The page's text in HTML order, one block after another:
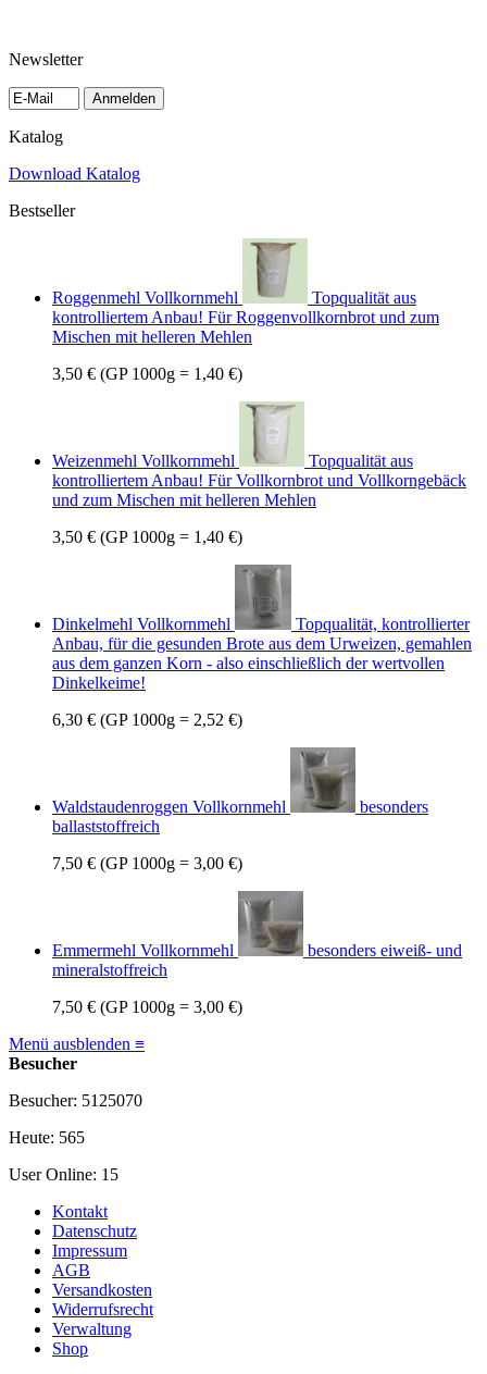
Newsletter
Anmelden
Katalog
Download Katalog
Bestseller
Roggenmehl Vollkornmehl
Topqualität aus
kontrolliertem Anbau! Für Roggenvollkornbrot und zum
Mischen mit helleren Mehlen
3,50 € (GP 1000g = 1,40 €)
Weizenmehl Vollkornmehl
Topqualität aus
kontrolliertem Anbau! Für Vollkornbrot und Vollkorngebäck
und zum Mischen mit helleren Mehlen
3,50 € (GP 1000g = 1,40 €)
Dinkelmehl Vollkornmehl
Topqualität, kontrollierter
Anbau, für die gesunden Brote aus dem Urweizen, gemahlen
aus dem ganzen Korn - also einschließlich der wertvollen
Dinkelkeime!
6,30 € (GP 1000g = 2,52 €)
Waldstaudenroggen Vollkornmehl
besonders
ballaststoffreich
7,50 € (GP 1000g = 3,00 €)
Emmermehl Vollkornmehl
besonders eiweiß- und
mineralstoffreich
7,50 € (GP 1000g = 3,00 €)
Menü ausblenden ≡
Besucher
Besucher: 5125070
Heute: 565
User Online: 15
Kontakt
Datenschutz
Impressum
AGB
Versandkosten
Widerrufsrecht
Verwaltung
Shop